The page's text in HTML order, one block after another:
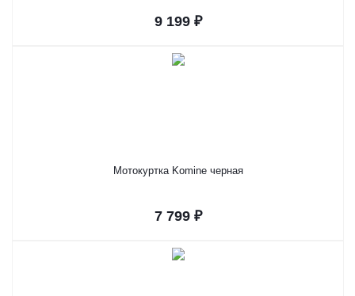
9 199 ₽
Мотокуртка Komine черная
7 799 ₽